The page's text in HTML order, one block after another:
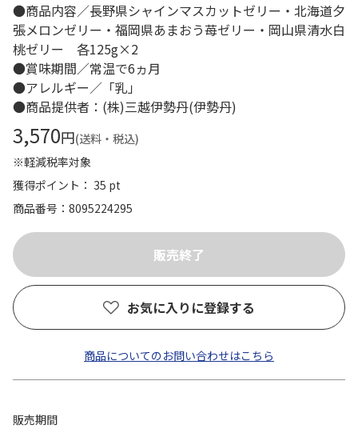
●商品内容／長野県シャインマスカットゼリー・北海道夕
張メロンゼリー・福岡県あまおう苺ゼリー・岡山県清水白
桃ゼリー 各125g×2
●賞味期間／常温で6ヵ月
●アレルギー／「乳」
●商品提供者：(株)三越伊勢丹(伊勢丹)
3,570円(送料・税込)
※軽減税率対象
獲得ポイント： 35 pt
商品番号
8095224295
お気に入りに登録する
商品についてのお問い合わせはこちら
販売期間